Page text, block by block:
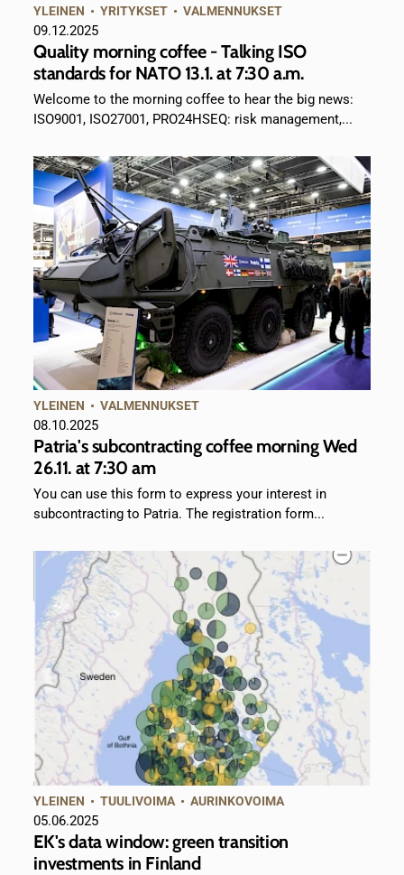
YLEINEN •YRITYKSET •VALMENNUKSET
09.12.2025
Quality morning coffee - Talking ISO
standards for NATO 13.1. at 7:30 a.m.
Welcome to the morning coffee to hear the big news:
ISO9001, ISO27001, PRO24HSEQ: risk management,...
YLEINEN •VALMENNUKSET
08.10.2025
Patria's subcontracting coffee morning Wed
26.11. at 7:30 am
You can use this form to express your interest in
subcontracting to Patria. The registration form...
YLEINEN •TUULIVOIMA •AURINKOVOIMA
05.06.2025
EK's data window: green transition
investments in Finland